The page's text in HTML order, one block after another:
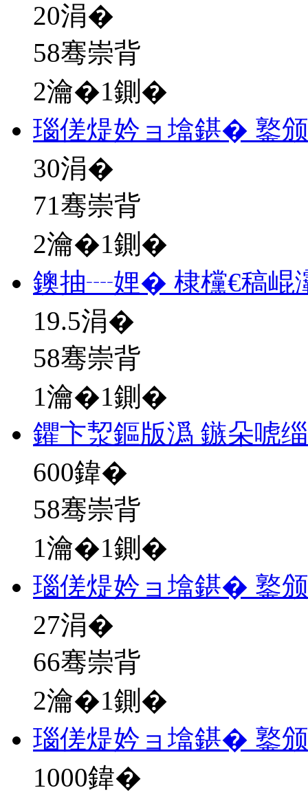
20涓�
58骞崇背
2瀹�1鍘�
瑙傞煶妗ョ墖鍖� 鐜
30涓�
71骞崇背
2瀹�1鍘�
鐭抽┈娌� 棣欓€稿
19.5涓�
58骞崇背
1瀹�1鍘�
鑺卞洯鏂版潙 鏃朵唬
600鍏�
58骞崇背
1瀹�1鍘�
瑙傞煶妗ョ墖鍖� 鐜
27涓�
66骞崇背
2瀹�1鍘�
瑙傞煶妗ョ墖鍖� 鐜
1000鍏�